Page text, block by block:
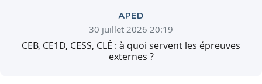
APED
30 juillet 2026 20:19
CEB, CE1D, CESS, CLÉ : à quoi servent les épreuves
externes ?